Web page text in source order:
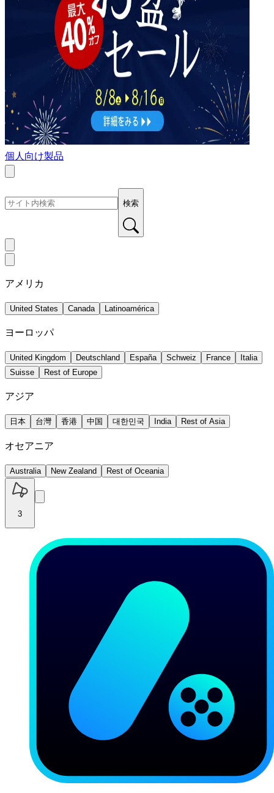
個人向け製品
検索
アメリカ
United States Canada Latinoamérica
ヨーロッパ
United Kingdom Deutschland España Schweiz France
Italia
Suisse
Rest of Europe
アジア
日本 台灣 香港 中国 대한민국 India Rest of Asia
オセアニア
Australia New Zealand Rest of Oceania
3